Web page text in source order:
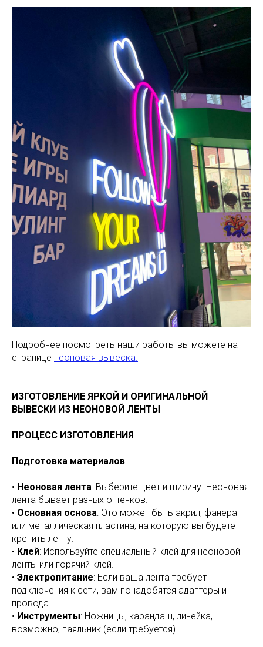
Подробнее посмотреть наши работы вы можете на
странице неоновая вывеска.
ИЗГОТОВЛЕНИЕ ЯРКОЙ И ОРИГИНАЛЬНОЙ
ВЫВЕСКИ ИЗ НЕОНОВОЙ ЛЕНТЫ
ПРОЦЕСС ИЗГОТОВЛЕНИЯ
Подготовка материалов
• Неоновая лента: Выберите цвет и ширину. Неоновая
лента бывает разных оттенков.
• Основная основа: Это может быть акрил, фанера
или металлическая пластина, на которую вы будете
крепить ленту.
• Клей: Используйте специальный клей для неоновой
ленты или горячий клей.
• Электропитание: Если ваша лента требует
подключения к сети, вам понадобятся адаптеры и
провода.
• Инструменты: Ножницы, карандаш, линейка,
возможно, паяльник (если требуется).